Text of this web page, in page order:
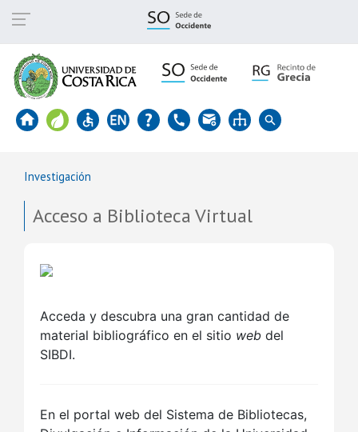
Skip
to
content
Investigación
Acceso a Biblioteca Virtual
Acceda y descubra una gran cantidad de
material bibliográfico en el sitio web del
SIBDI.
En el portal web del Sistema de Bibliotecas,